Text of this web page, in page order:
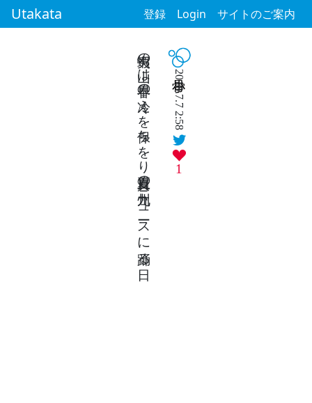
Utakata 登録 Login サイトのご案内
2018.7.7 2:58
1
蝦夷の山は早春の冷えを保ちをり真夏日の九州ニュースに踊る日